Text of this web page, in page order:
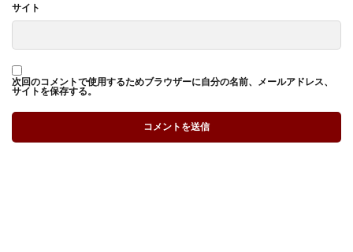
サイト
次回のコメントで使用するためブラウザーに自分の名前、メールアドレス、
サイトを保存する。